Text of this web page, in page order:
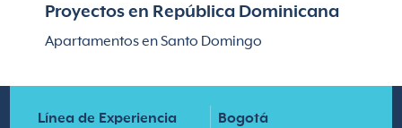
Proyectos en República Dominicana
Apartamentos en Santo Domingo
Línea de Experiencia
Bogotá